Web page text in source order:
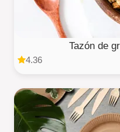
Tazón de
4.36